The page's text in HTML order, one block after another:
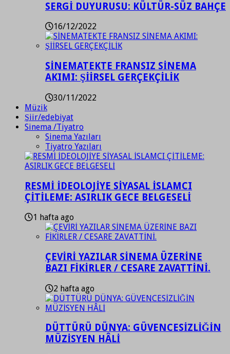
SERGİ DUYURUSU: KÜLTÜR-SÜZ BAHÇE
16/12/2022
SİNEMATEKTE FRANSIZ SİNEMA
AKIMI: ŞİİRSEL GERÇEKÇİLİK
30/11/2022
Müzik
Şiir/edebiyat
Sinema /Tiyatro
Sinema Yazıları
Tiyatro Yazıları
RESMİ İDEOLOJİYE SİYASAL İSLAMCI
ÇİTİLEME: ASIRLIK GECE BELGESELİ
1 hafta ago
ÇEVİRİ YAZILAR SİNEMA ÜZERİNE
BAZI FİKİRLER / CESARE ZAVATTİNİ.
2 hafta ago
DÜTTÜRÜ DÜNYA: GÜVENCESİZLİĞİN
MÜZİSYEN HÂLİ